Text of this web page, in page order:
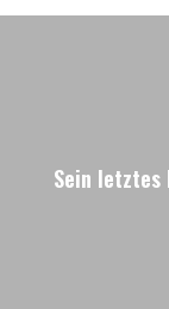
Sein